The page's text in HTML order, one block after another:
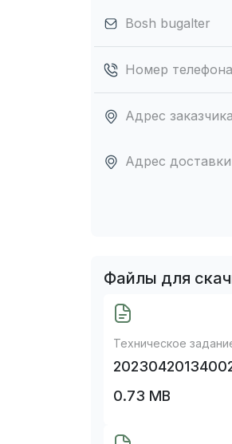
Bosh bugalter
Номер телефона
Адрес заказчика
Адрес доставки
Файлы для
Техническое
0.73 MB